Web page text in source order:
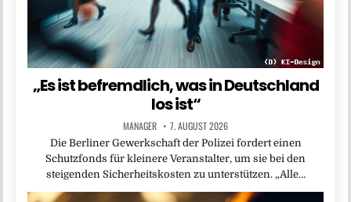
„Es ist befremdlich, was in Deutschland
los ist“
MANAGER 7. AUGUST 2026
Die Berliner Gewerkschaft der Polizei fordert einen
Schutzfonds für kleinere Veranstalter, um sie bei den
steigenden Sicherheitskosten zu unterstützen. „Alle…